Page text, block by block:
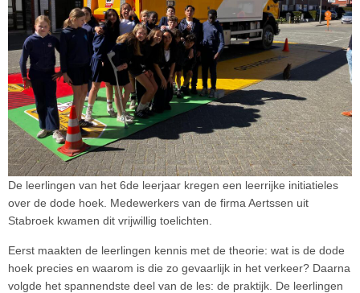
De leerlingen van het 6de leerjaar kregen een leerrijke initiatieles
over de dode hoek. Medewerkers van de firma Aertssen uit
Stabroek kwamen dit vrijwillig toelichten.
Eerst maakten de leerlingen kennis met de theorie: wat is de dode
hoek precies en waarom is die zo gevaarlijk in het verkeer? Daarna
volgde het spannendste deel van de les: de praktijk. De leerlingen